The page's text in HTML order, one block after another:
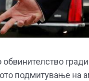
подмитување на